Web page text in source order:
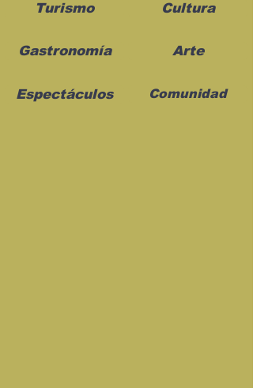
Turismo Cultura
Gastronomía Arte
Espectáculos Comunidad